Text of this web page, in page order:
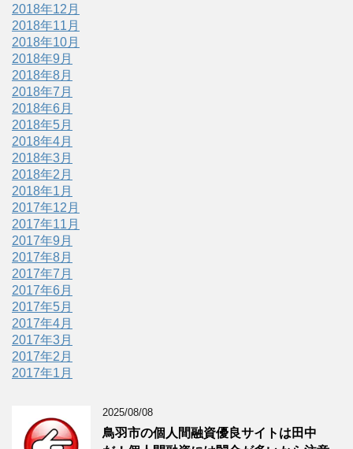
2018年12月
2018年11月
2018年10月
2018年9月
2018年8月
2018年7月
2018年6月
2018年5月
2018年4月
2018年3月
2018年2月
2018年1月
2017年12月
2017年11月
2017年9月
2017年8月
2017年7月
2017年6月
2017年5月
2017年4月
2017年3月
2017年2月
2017年1月
2025/08/08
鳥羽市の個人間融資優良サイトは田中